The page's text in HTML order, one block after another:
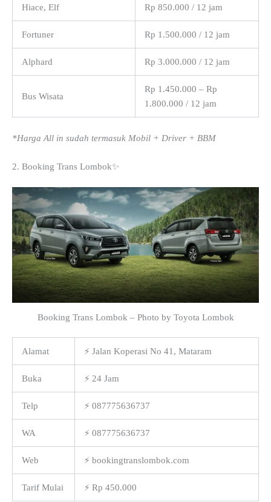
Hiace, Elf Rp 850.000 / 12 jam
Fortuner Rp 1.500.000 / 12 jam
Alphard Rp 3.000.000 / 12 jam
Bus Wisata
Rp 1.450.000 – Rp
1.800.000 / 12 jam
*Harga All in sudah termasuk Mobil + Driver + BBM
2. Booking Trans Lombok✨
Booking Trans Lombok – Photo by Toyota Lombok
Alamat ⚡ Jalan Koperasi No 41, Mataram
Buka ⚡ 24 Jam
Telp ⚡ 087775636737
WA ⚡ 087775636737
Web ⚡ bookingtranslombok.com
Tarif Mulai ⚡ Rp 450.000